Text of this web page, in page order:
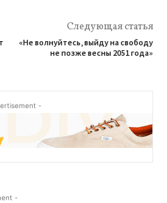
Следующая статья
«Не волнуйтесь, выйду на свободу
не позже весны 2051 года»
-
-